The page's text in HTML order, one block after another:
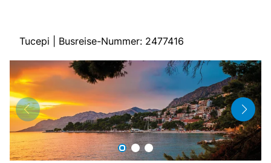
Start
Busreisen
Bus mieten
Gutscheine
Kontakt
Tucepi | Busreise-Nummer: 2477416